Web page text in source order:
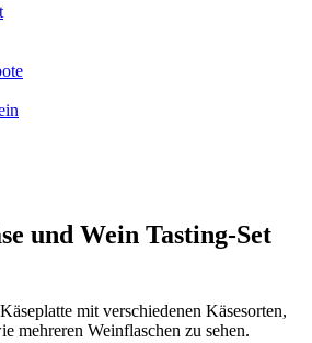
und Wein Tasting-Set